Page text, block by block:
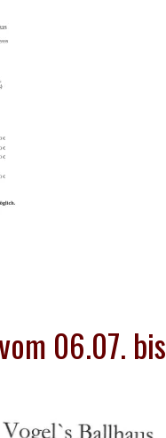
06.07. bis